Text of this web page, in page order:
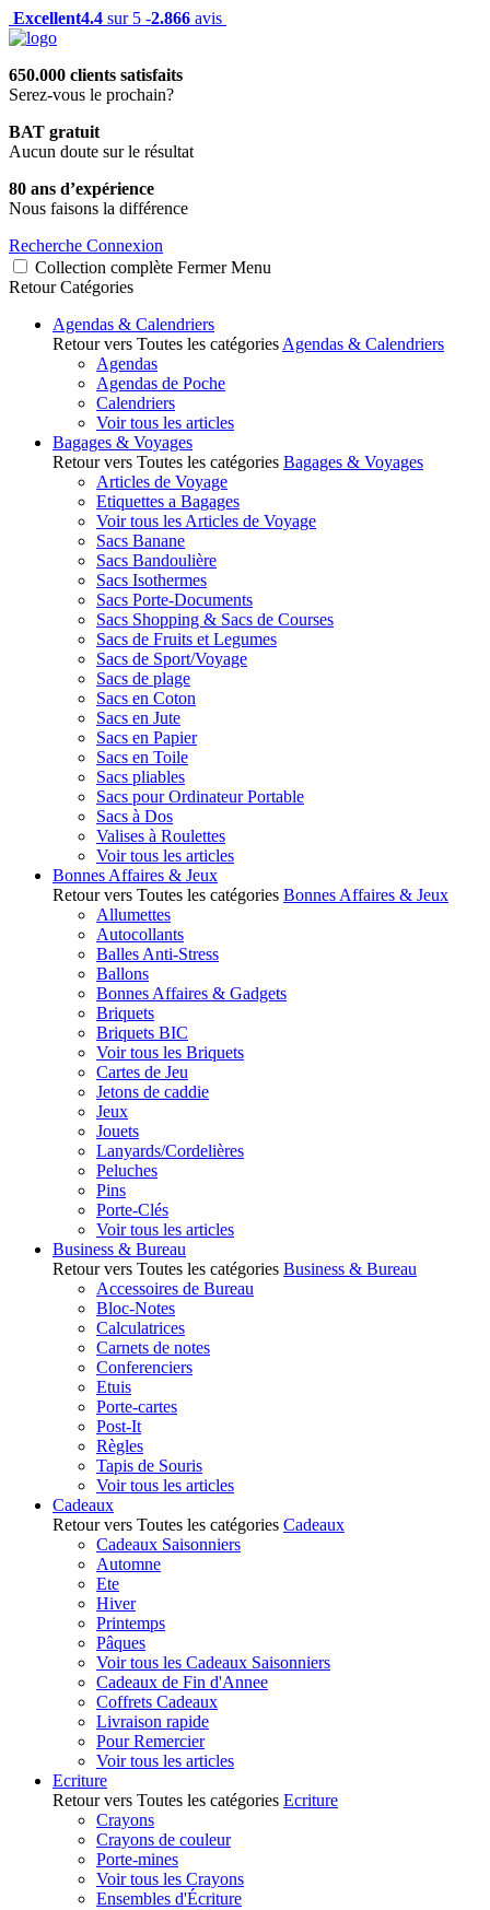
Excellent4.4 sur 5 -2.866 avis
650.000 clients satisfaits
Serez-vous le prochain?
BAT gratuit
Aucun doute sur le résultat
80 ans d’expérience
Nous faisons la différence
Recherche Connexion
Collection complète Fermer Menu
Retour Catégories
Agendas & Calendriers
Retour vers Toutes les catégories Agendas & Calendriers
Agendas
Agendas de Poche
Calendriers
Voir tous les articles
Bagages & Voyages
Retour vers Toutes les catégories Bagages & Voyages
Articles de Voyage
Etiquettes a Bagages
Voir tous les Articles de Voyage
Sacs Banane
Sacs Bandoulière
Sacs Isothermes
Sacs Porte-Documents
Sacs Shopping & Sacs de Courses
Sacs de Fruits et Legumes
Sacs de Sport/Voyage
Sacs de plage
Sacs en Coton
Sacs en Jute
Sacs en Papier
Sacs en Toile
Sacs pliables
Sacs pour Ordinateur Portable
Sacs à Dos
Valises à Roulettes
Voir tous les articles
Bonnes Affaires & Jeux
Retour vers Toutes les catégories Bonnes Affaires & Jeux
Allumettes
Autocollants
Balles Anti-Stress
Ballons
Bonnes Affaires & Gadgets
Briquets
Briquets BIC
Voir tous les Briquets
Cartes de Jeu
Jetons de caddie
Jeux
Jouets
Lanyards/Cordelières
Peluches
Pins
Porte-Clés
Voir tous les articles
Business & Bureau
Retour vers Toutes les catégories Business & Bureau
Accessoires de Bureau
Bloc-Notes
Calculatrices
Carnets de notes
Conferenciers
Etuis
Porte-cartes
Post-It
Règles
Tapis de Souris
Voir tous les articles
Cadeaux
Retour vers Toutes les catégories Cadeaux
Cadeaux Saisonniers
Automne
Ete
Hiver
Printemps
Pâques
Voir tous les Cadeaux Saisonniers
Cadeaux de Fin d'Annee
Coffrets Cadeaux
Livraison rapide
Pour Remercier
Voir tous les articles
Ecriture
Retour vers Toutes les catégories Ecriture
Crayons
Crayons de couleur
Porte-mines
Voir tous les Crayons
Ensembles d'Écriture